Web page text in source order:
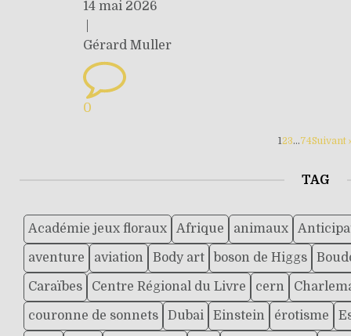
14 mai 2026
Gérard Muller
0
123…74Suivant
TAG
Académie jeux floraux Afrique animaux
aventure aviation Body art boson de Higgs
Caraïbes Centre Régional du Livre cern
couronne de sonnets Dubai Einstein érotisme